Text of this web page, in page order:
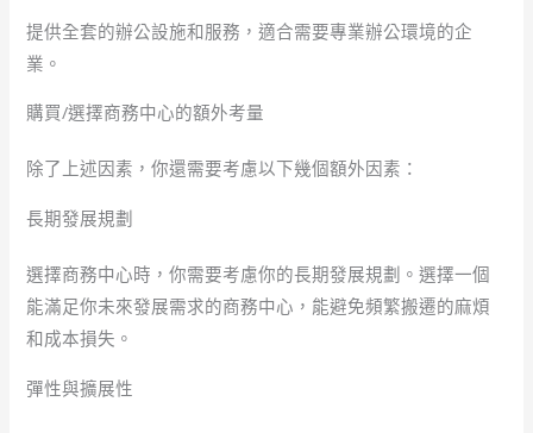
提供全套的辦公設施和服務，適合需要專業辦公環境的企
業。
購買/選擇商務中心的額外考量
除了上述因素，你還需要考慮以下幾個額外因素：
長期發展規劃
選擇商務中心時，你需要考慮你的長期發展規劃。選擇一個
能滿足你未來發展需求的商務中心，能避免頻繁搬遷的麻煩
和成本損失。
彈性與擴展性